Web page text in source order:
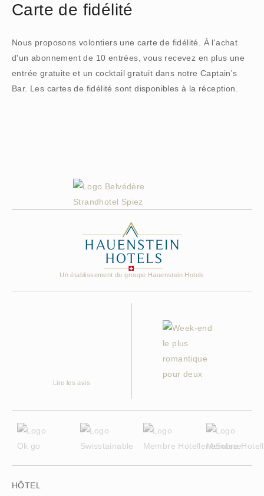
Carte de fidélité
Nous proposons volontiers une carte de fidélité. À l'achat
d'un abonnement de 10 entrées, vous recevez en plus une
entrée gratuite et un cocktail gratuit dans notre Captain's
Bar. Les cartes de fidélité sont disponibles à la réception.
Un établissement du groupe Hauenstein Hotels
Lire les avis
HÔTEL